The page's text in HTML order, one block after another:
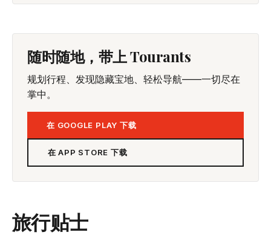
随时随地，带上 Tourants
规划行程、发现隐藏宝地、轻松导航——一切尽在
掌中。
在 GOOGLE PLAY 下载
在 APP STORE 下载
旅行贴士